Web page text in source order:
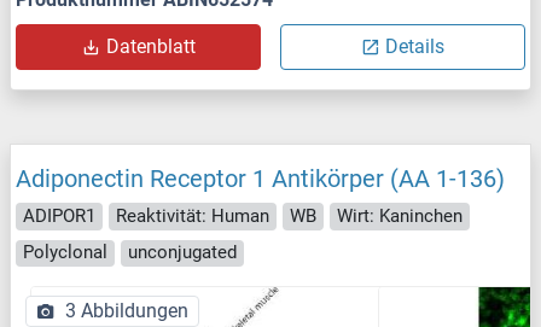
Datenblatt Details
Adiponectin Receptor 1 Antikörper (AA 1-136)
ADIPOR1 Reaktivität: Human WB
Wirt: Kaninchen
Polyclonal
unconjugated
3 Abbildungen